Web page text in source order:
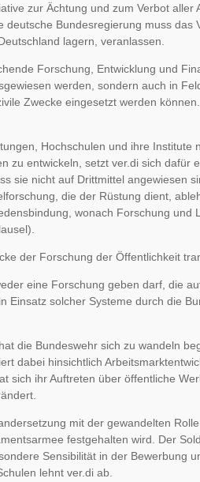
zur Ächtung und zum Verbot
deutsche Bundesregierung muss das
lagern, veranlassen.
Forschung, Entwicklung und
werden, sondern auch in
Zwecke eingesetzt werden
Hochschulen und ihre Institute
zu entwickeln, setzt ver.di sich dafür
sie nicht auf Drittmittel angewiesen
die der Rüstung dient,
wonach Forschung und
der Forschung der Öffentlichkeit
eine Forschung geben darf, die
Einsatz solcher Systeme durch die
die Bundeswehr sich zu wandeln
dabei hinsichtlich
sich ihr Auftreten über öffentliche
mit der gewandelten
festgehalten wird. Der
Sensibilität in der Bewerbung
lehnt ver.di ab.